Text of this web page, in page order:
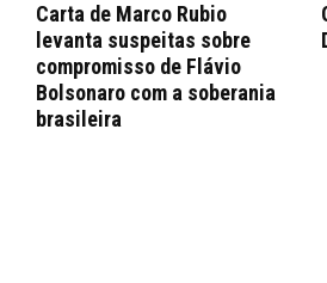
Carta de Marco Rubio
levanta suspeitas sobre
compromisso de Flávio
Bolsonaro com a soberania
brasileira